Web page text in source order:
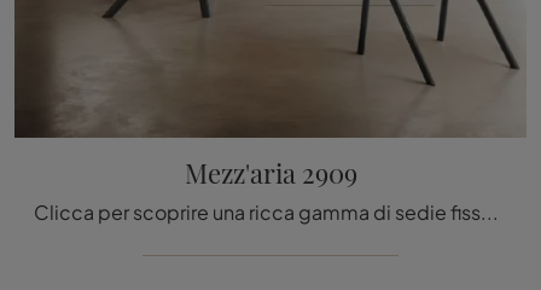
Mezz'aria 2909
Clicca per scoprire una ricca gamma di sedie fisse per stanze design: il modello Mezz'aria 2909 di Lago ti attende!